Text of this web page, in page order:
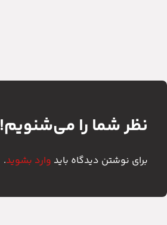
نظر شما را می‌شنویم!
برای نوشتن دیدگاه باید وارد بشوید.